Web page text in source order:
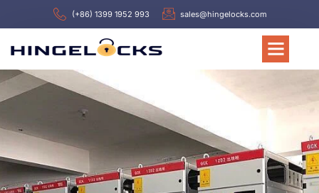
(+86) 1399 1952 993 sales@hingelocks.com